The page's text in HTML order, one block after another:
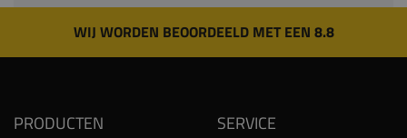
WIJ WORDEN BEOORDEELD MET EEN 8.8
PRODUCTEN SERVICE